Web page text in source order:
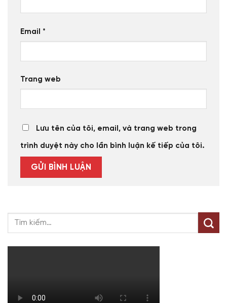
Email *
Trang web
Lưu tên của tôi, email, và trang web trong
trình duyệt này cho lần bình luận kế tiếp của tôi.